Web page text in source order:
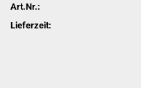
Art.Nr.:
Lieferzeit: